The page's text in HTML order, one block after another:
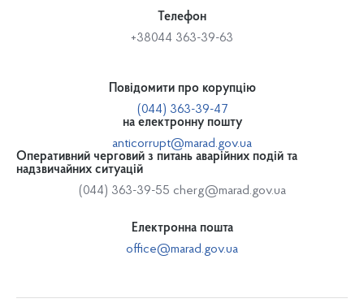
Телефон
+38044 363-39-63
Повідомити про корупцію
(044) 363-39-47
на електронну пошту
anticorrupt@marad.gov.ua
Оперативний черговий з питань аварійних подій та
надзвичайних ситуацій
(044) 363-39-55 cherg@marad.gov.ua
Електронна пошта
office@marad.gov.ua